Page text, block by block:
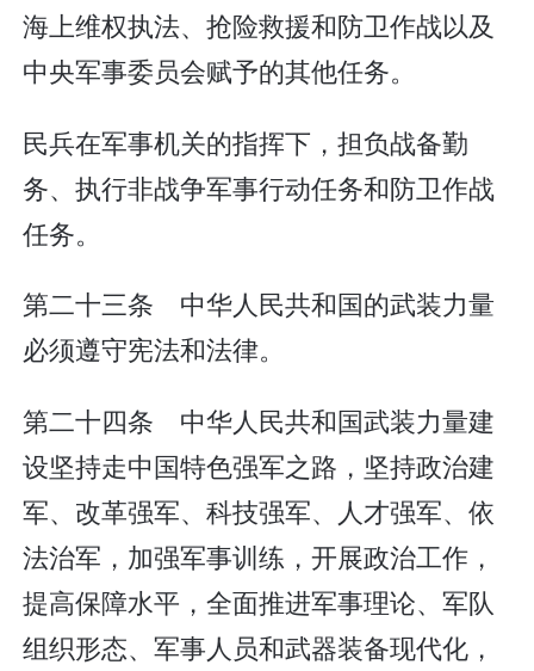
海上维权执法、抢险救援和防卫作战以及
中央军事委员会赋予的其他任务。
民兵在军事机关的指挥下，担负战备勤
务、执行非战争军事行动任务和防卫作战
任务。
第二十三条 中华人民共和国的武装力量
必须遵守宪法和法律。
第二十四条 中华人民共和国武装力量建
设坚持走中国特色强军之路，坚持政治建
军、改革强军、科技强军、人才强军、依
法治军，加强军事训练，开展政治工作，
提高保障水平，全面推进军事理论、军队
组织形态、军事人员和武器装备现代化，